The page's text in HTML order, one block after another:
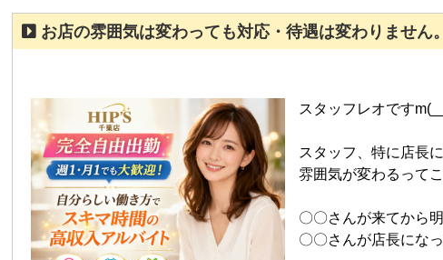
お店の雰囲気は変わっても対応・待遇は変わりません。
スタッフレオです
スタッフ、特に店長
雰囲気が変わるって
〇〇さんが来てから
〇〇さんが店長にな